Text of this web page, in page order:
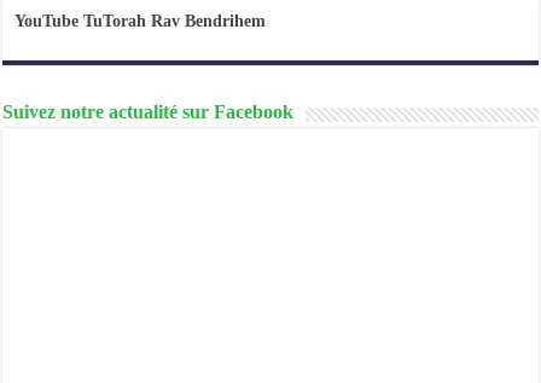
YouTube TuTorah Rav Bendrihem
Suivez notre actualité sur Facebook